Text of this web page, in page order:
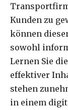
Kunden zu
können
sowohl
Lernen Sie
effektiver
stehen
in einem